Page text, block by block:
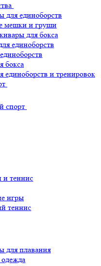
для единоборств
мешки и груши
для бокса
единоборств
бокса
единоборств и тренировок
спорт
и теннис
игры
теннис
для плавания